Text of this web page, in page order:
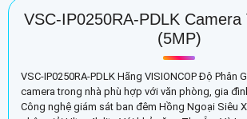
VSC-IP0250RA-PDLK Camera
(5MP)
VSC-IP0250RA-PDLK Hãng VISIONCOP Độ Phân
camera trong nhà phù hợp với văn phòng, gia
Công nghệ giám sát ban đêm Hồng Ngoại Siêu